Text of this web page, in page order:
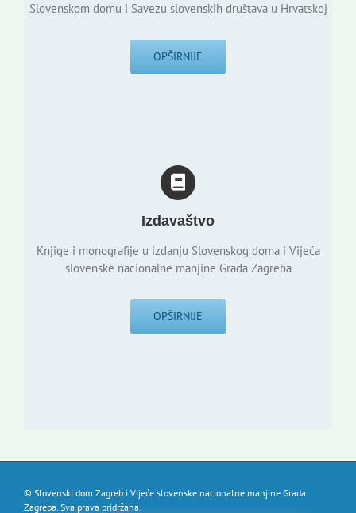
Slovenskom domu i Savezu slovenskih društava u Hrvatskoj
OPŠIRNIJE
Izdavaštvo
Knjige i monografije u izdanju Slovenskog doma i Vijeća
slovenske nacionalne manjine Grada Zagreba
OPŠIRNIJE
© Slovenski dom Zagreb i Vijeće slovenske nacionalne manjine Grada
Zagreba. Sva prava pridržana.